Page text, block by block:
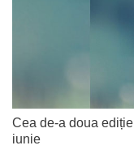
Cea de-a doua
iunie